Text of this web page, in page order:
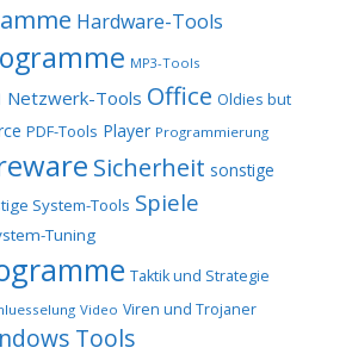
Hardware-Tools
MP3-Tools
Netzwerk-Tools Office Oldies but
PDF-Tools Player Programmierung
Sicherheit sonstige
System-Tools Spiele
Tuning
Taktik und Strategie
Video Viren und Trojaner
Tools